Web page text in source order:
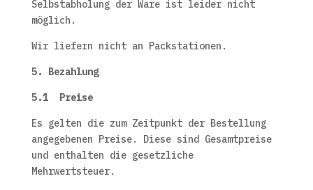
Selbstabholung der Ware ist leider nicht
möglich.
Wir liefern nicht an Packstationen.
5. Bezahlung
5.1 Preise
Es gelten die zum Zeitpunkt der Bestellung
angegebenen Preise. Diese sind Gesamtpreise
und enthalten die gesetzliche
Mehrwertsteuer.